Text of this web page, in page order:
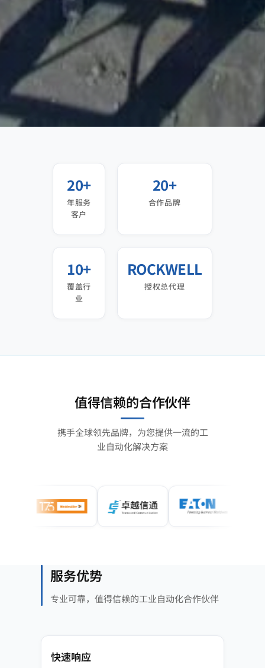
20+
年服务
客户
20+
合作品牌
10+
覆盖行
业
ROCKWELL
授权总代理
值得信赖的合作伙伴
携手全球领先品牌，为您提供一流的工
业自动化解决方案
服务优势
专业可靠，值得信赖的工业自动化合作伙伴
快速响应